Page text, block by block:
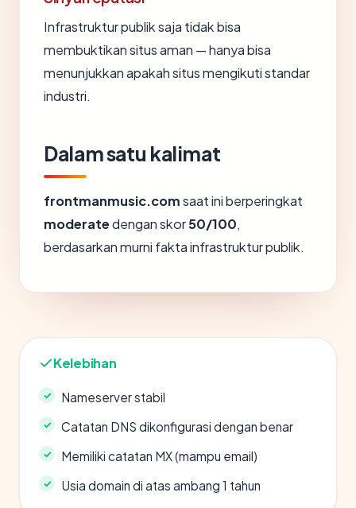
Infrastruktur publik saja tidak bisa
membuktikan situs aman — hanya bisa
menunjukkan apakah situs mengikuti standar
industri.
Dalam satu kalimat
frontmanmusic.comsaat ini berperingkat
moderatedengan skor50/100,
berdasarkan murni fakta infrastruktur publik.
Kelebihan
Nameserver stabil
Catatan DNS dikonfigurasi dengan benar
Memiliki catatan MX (mampu email)
Usia domain di atas ambang 1 tahun